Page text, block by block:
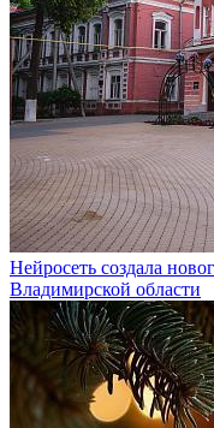
Нейросеть создала
Владимирской области